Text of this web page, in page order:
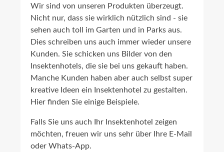
Wir sind von unseren Produkten überzeugt.
Nicht nur, dass sie wirklich nützlich sind - sie
sehen auch toll im Garten und in Parks aus.
Dies schreiben uns auch immer wieder unsere
Kunden. Sie schicken uns Bilder von den
Insektenhotels, die sie bei uns gekauft haben.
Manche Kunden haben aber auch selbst super
kreative Ideen ein Insektenhotel zu gestalten.
Hier finden Sie einige Beispiele.
Falls Sie uns auch Ihr Insektenhotel zeigen
möchten, freuen wir uns sehr über Ihre E-Mail
oder Whats-App.